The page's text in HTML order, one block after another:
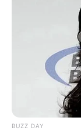
BUZZ DAY